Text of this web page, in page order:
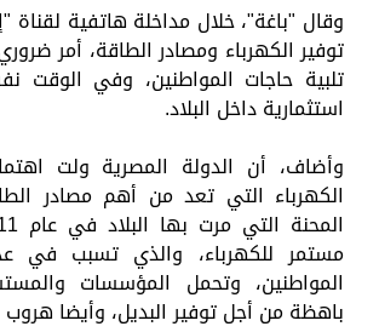
وقال "باغة"، خلال مداخلة هاتفية لقناة
توفير الكهرباء ومصادر الطاقة، أمر
تلبية حاجات المواطنين، وفي الوقت
استثمارية داخل البلاد.
وأضاف، أن الدولة المصرية ولت
الكهرباء التي تعد من أهم مصادر
مستمر للكهرباء، والذي تسبب في
المواطنين، وتحمل المؤسسات
باهظة من أجل توفير البديل، وأيضا هروب